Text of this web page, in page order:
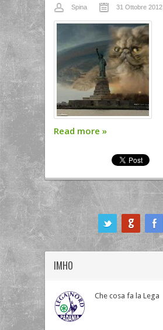
Spina 31 Ottobre 2012
Read more »
IMHO
Che cosa fa la Lega